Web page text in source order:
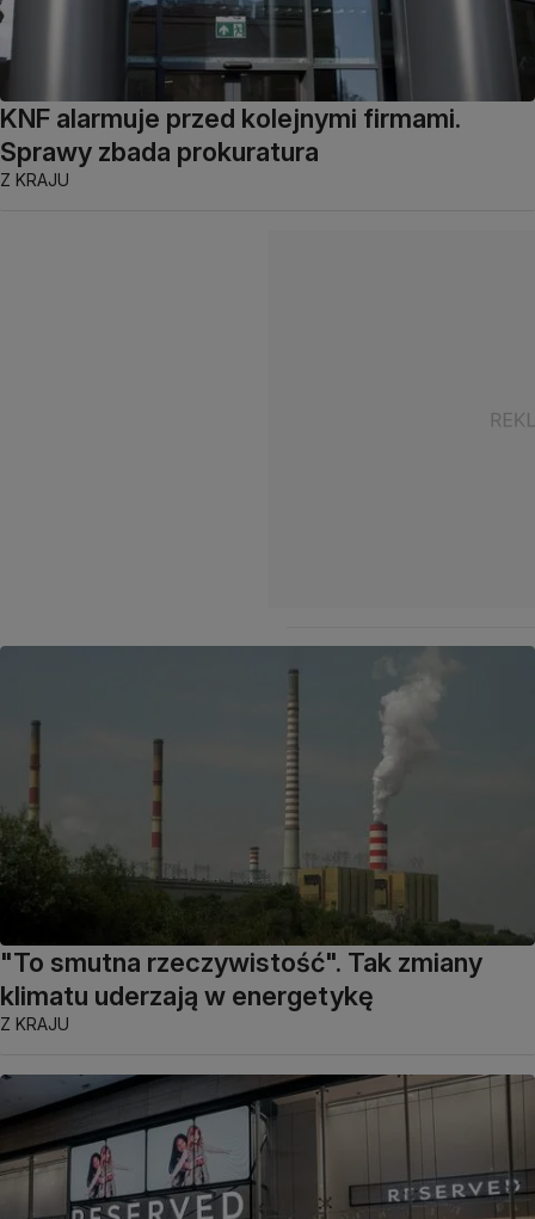
KNF alarmuje przed kolejnymi firmami.
Sprawy zbada prokuratura
Z KRAJU
"To smutna rzeczywistość". Tak zmiany
klimatu uderzają w energetykę
Z KRAJU